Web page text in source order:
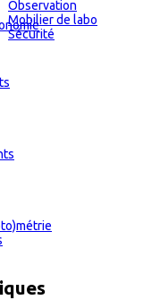
Observation
Mobilier de labo
Sécurité